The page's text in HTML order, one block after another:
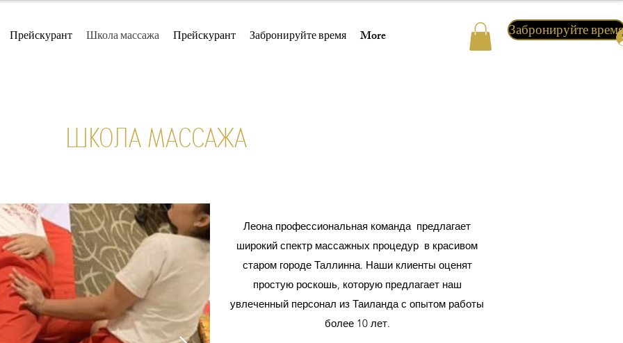
Прейскурант Школа массажа Прейскурант Забронируйте время More Забронируйте
ШКОЛА МАССАЖА
Леона профессиональная команда предлагает
широкий спектр массажных процедур в красивом
старом городе Таллинна. Наши клиенты оценят
простую роскошь, которую предлагает наш
увлеченный персонал из Таиланда с опытом работы
более 10 лет.